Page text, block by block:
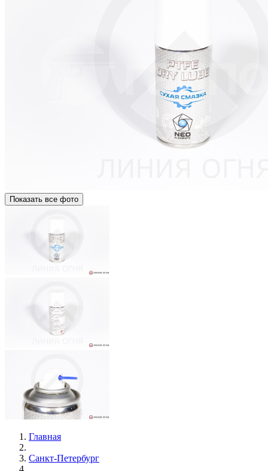
Показать все фото
Главная
Санкт-Петербург